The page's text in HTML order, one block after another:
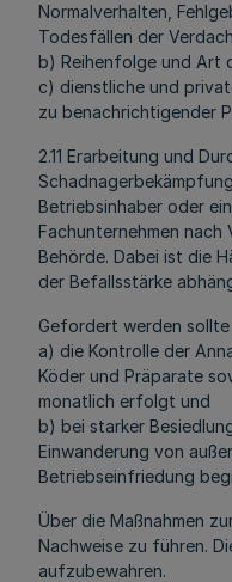
Normalverhalten,
Todesfällen der
b) Reihenfolge und Art
c) dienstliche und
zu benachrichtigender
2.11 Erarbeitung und
Betriebsinhaber oder
Fachunternehmen
Behörde. Dabei ist die
der Befallsstärke
Gefordert werden sollte
a) die Kontrolle der
Köder und Präparate
monatlich erfolgt und
b) bei starker
Einwanderung von
Betriebseinfriedung
Über die Maßnahmen
Nachweise zu führen.
aufzubewahren.